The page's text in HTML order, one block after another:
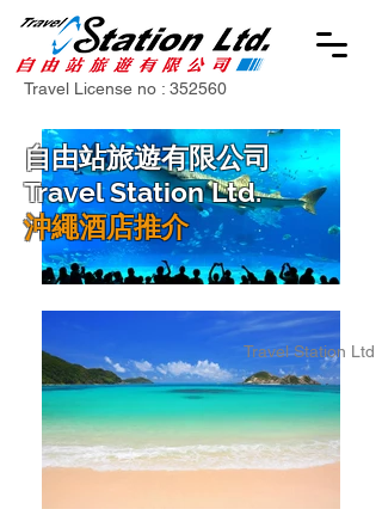
Travel License no : 352560
自由站旅遊有限公司
Travel Station Ltd.
沖繩酒店推介
Travel Station Ltd